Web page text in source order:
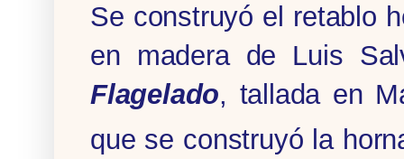
Se construyó el retablo
en madera de Luis
Flagelado, tallada en
que se construyó la